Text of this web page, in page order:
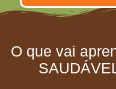
O que vai